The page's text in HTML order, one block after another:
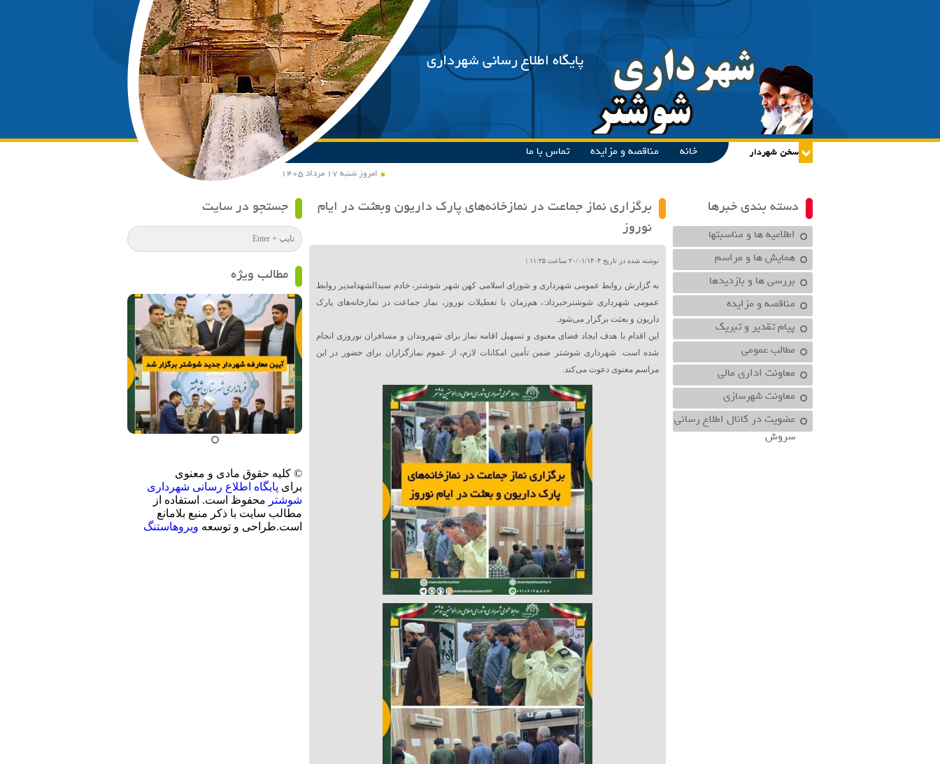
پایگاه اطلاع رسانی شهرداری
امروز شنبه ۱۷ مرداد ۱۴۰۵
خانه مناقصه و مزایده تماس با ما
دسته بندی خبرها
اطلاعیه ها و مناسبتها
همایش ها و مراسم
بررسی ها و بازدیدها
مناقصه و مزایده
پیام تقدیر و تبریک
مطالب عمومی
معاونت اداري مالي
معاونت شهرسازي
عضویت در کانال اطلاع رسانی
سروش
برگزاری نماز جماعت در نمازخانه‌های پارک داریون وبعثت در ایام
نوروز
نوشته شده در تاریخ ۲۰/۰۱/۱۴۰۴ ساعت ۱۱:۲۵ |
به گزارش روابط عمومی شهرداری و شورای اسلامی کهن شهر شوشتر، خادم سیدالشهدامدیر روابط
عمومی شهرداری شوشترخبرداد:، هم‌زمان با تعطیلات نوروز، نماز جماعت در نمازخانه‌های پارک
داریون و بعثت برگزار می‌شود.
این اقدام با هدف ایجاد فضای معنوی و تسهیل اقامه نماز برای شهروندان و مسافران نوروزی انجام
شده است. شهرداری شوشتر ضمن تأمین امکانات لازم، از عموم نمازگزاران برای حضور در این
مراسم معنوی دعوت می‌کند.
جستجو در سایت
مطالب ویژه
© کلیه حقوق مادی و معنوی
برای پایگاه اطلاع رسانی شهرداری
شوشتر محفوظ است. استفاده از
مطالب سایت با ذکر منبع بلامانع
است.طراحی و توسعه ویروهاستنگ